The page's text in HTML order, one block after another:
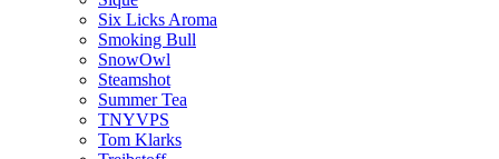
Six Licks Aroma
Smoking Bull
SnowOwl
Steamshot
Summer Tea
TNYVPS
Tom Klarks